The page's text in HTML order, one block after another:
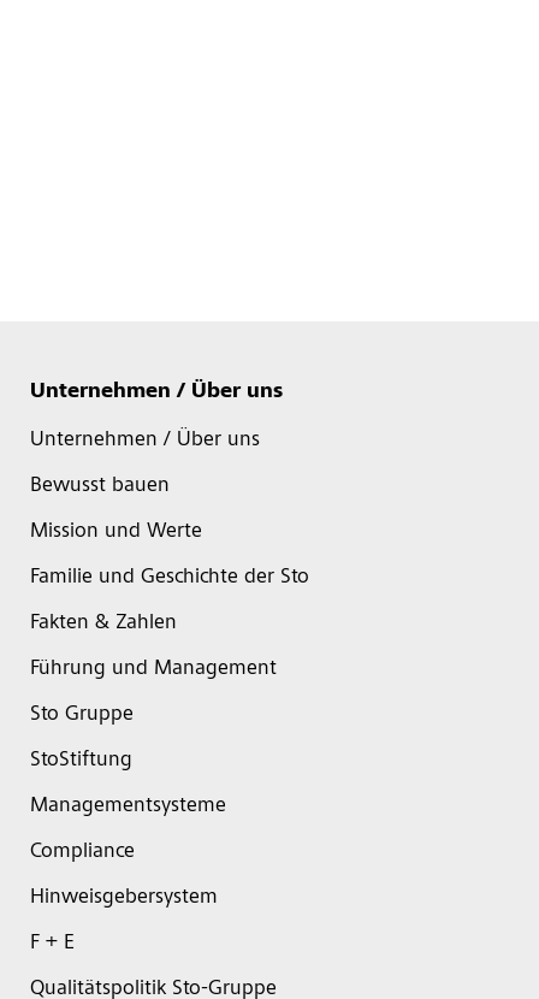
Unternehmen / Über uns
Unternehmen / Über uns
Bewusst bauen
Mission und Werte
Familie und Geschichte der Sto
Fakten & Zahlen
Führung und Management
Sto Gruppe
StoStiftung
Managementsysteme
Compliance
Hinweisgebersystem
F + E
Qualitätspolitik Sto-Gruppe